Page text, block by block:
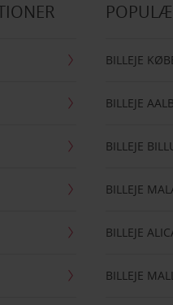
BILLEJE
BILLEJE
BILLEJE
BILLEJE
BILLEJE
BILLEJE